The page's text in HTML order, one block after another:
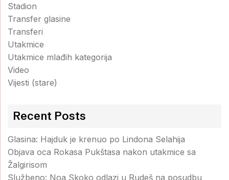
Stadion
Transfer glasine
Transferi
Utakmice
Utakmice mlađih kategorija
Video
Vijesti (stare)
Recent Posts
Glasina: Hajduk je krenuo po Lindona Selahija
Objava oca Rokasa Pukštasa nakon utakmice sa
Žalgirisom
Službeno: Noa Skoko odlazi u Rudeš na posudbu